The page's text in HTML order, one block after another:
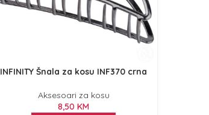
INFINITY Šnala za kosu INF370 crna
Aksesoari za kosu
8,50 KM